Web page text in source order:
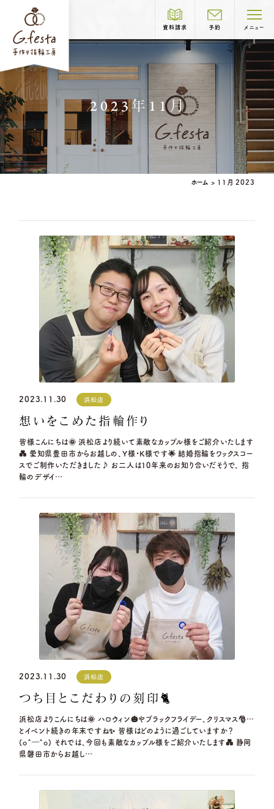
資料請求 予約 メニュー
G.festaについて
制作コース紹介
COURSE
結婚指輪 婚約指輪
ベビーリング 結婚記念日リング
ペアリングはこちら
デザイン事例
よくある質問
お店を探す
資料請求
ブログ・新着情報
2023年11月
ホーム > 11月 2023
2023.11.30 浜松店
想いをこめた指輪作り
皆様こんにちは🌞 浜松店より続いて素敵なカップル様をご紹介いたします
💑 愛知県豊田市からお越しの、Y様・K様です🌟 結婚指輪をワックスコー
スでご制作いただきました♪ お二人は10年来のお知り合いだそうで、 指
輪のデザイ…
2023.11.30 浜松店
つち目とこだわりの刻印🐈
浜松店よりこんにちは🌞 ハロウィン🎃やブラックフライデー、クリスマス🎅…
とイベント続きの年末ですね✨ 皆様はどのように過ごしていますか？
(o^―^o) それでは、今回も素敵なカップル様をご紹介いたします💑 静岡
県磐田市からお越し…
営業時間 10:00〜18:30
第1・第3火曜日・毎週水曜日
※祝日の場合は営業
名古屋店 TEL.052-261-6676
営業時間 10:00〜18:30
定休日
第2・第4火曜日・毎週水曜日
※祝日の場合は営業
岡崎店 TEL.0564-74-8033
定休日
火曜日・水曜日
三重店 TEL.059-392-6577
営業時間 10:00〜18:30
営業時間 10:00〜18:30
定休日
火曜日・水曜日
※祝日の場合は営業